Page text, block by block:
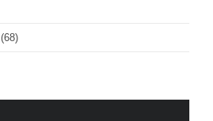
(68)